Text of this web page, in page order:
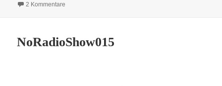
2 Kommentare
NoRadioShow015